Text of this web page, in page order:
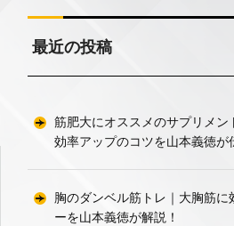
最近の投稿
筋肥大にオススメのサプリメン
効率アップのコツを山本義徳が
胸のダンベル筋トレ｜大胸筋に
ーを山本義徳が解説！